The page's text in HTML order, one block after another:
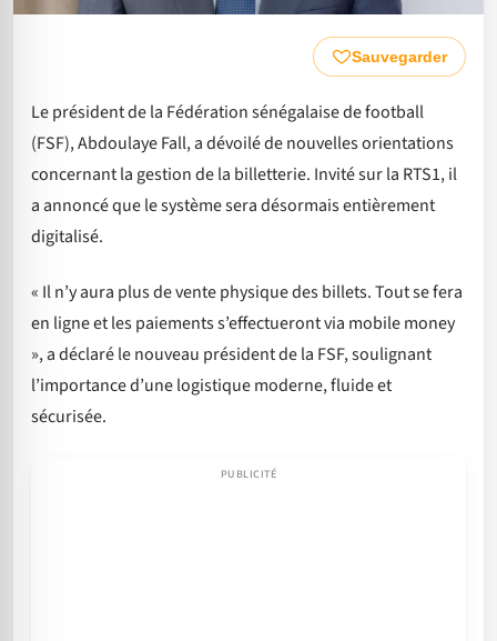
Sauvegarder
Le président de la Fédération sénégalaise de football
(FSF), Abdoulaye Fall, a dévoilé de nouvelles orientations
concernant la gestion de la billetterie. Invité sur la RTS1, il
a annoncé que le système sera désormais entièrement
digitalisé.
« Il n’y aura plus de vente physique des billets. Tout se fera
en ligne et les paiements s’effectueront via mobile money
», a déclaré le nouveau président de la FSF, soulignant
l’importance d’une logistique moderne, fluide et
sécurisée.